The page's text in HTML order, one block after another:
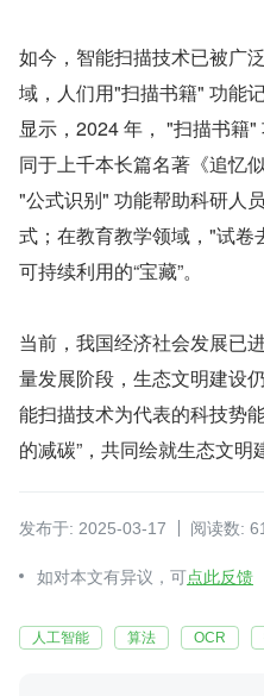
如今，智能扫描技术已被广
域，人们用"扫描书籍" 功能
显示，2024 年， "扫描书籍
同于上千本长篇名著《追忆
"公式识别" 功能帮助科研人
式；在教育教学领域，"试卷
可持续利用的“宝藏”。
当前，我国经济社会发展已
量发展阶段，生态文明建设
能扫描技术为代表的科技势
的减碳”，共同绘就生态文明
发布于: 2025-03-17 阅读数:
如对本文有异议，可点此反馈
人工智能 算法 OCR